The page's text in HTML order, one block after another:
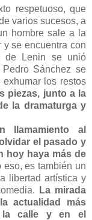
respetuoso, que
varios sucesos, a
hombre sale a la
se encuentra con
de Lenin se unió
Sánchez se
los restos
piezas, junto a la
la dramaturga y
llamamiento al
el pasado y
hoy haya más de
eso, es también un
libertad artística y
La mirada
actualidad más
la calle y en el